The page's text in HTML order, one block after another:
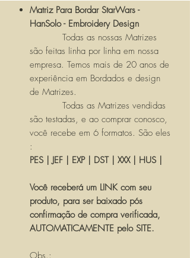
Matriz Para Bordar StarWars -
HanSolo - Embroidery Design
Todas as nossas Matrizes
são feitas linha por linha em nossa
empresa. Temos mais de 20 anos de
experiência em Bordados e design
de Matrizes.
Todas as Matrizes vendidas
são testadas, e ao comprar conosco,
você recebe em 6 formatos. São eles
:
PES | JEF | EXP | DST | XXX | HUS |
Você receberá um LINK com seu
produto, para ser baixado pós
confirmação de compra verificada,
AUTOMATICAMENTE pelo SITE.